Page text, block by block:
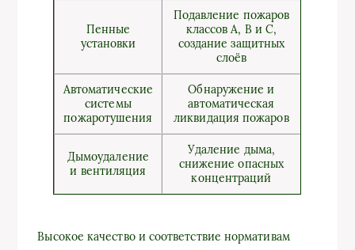
Пенные
установки
Подавление пожаров
классов А, В и С,
создание защитных
слоёв
Автоматические
системы
пожаротушения
Обнаружение и
автоматическая
ликвидация пожаров
Дымоудаление
и вентиляция
Удаление дыма,
снижение опасных
концентраций
Высокое качество и соответствие нормативам